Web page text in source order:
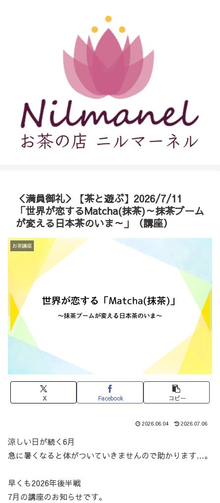
＜満員御礼＞【茶と遊ぶ】2026/7/11
「世界が恋するMatcha(抹茶)～抹茶ブーム
が変える日本茶のいま～」（講座）
お茶講座
X Facebook コピー
2026.06.04 2026.07.06
涼しい日が続く6月
急に暑くなると体がついていきませんので助かります…。
早くも2026年後半戦
7月の講座のお知らせです。